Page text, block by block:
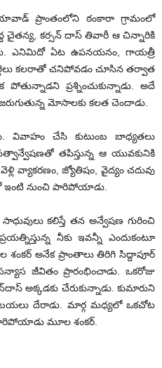
‌ప్రాంతంలోని ఠంకారా గ్రామంలో
చైతన్య, కర్సన్‌ ‌దాస్‌ ‌తివారీ ఆ చిన్నారికి
ఎనిమిదో ఏట ఉపనయనం, గాయత్రీ
కలరాతో చనిపోవడం చూసిన తర్వాత
ప్రశ్నించుకున్నాడు. అదే
మోసాలకు కలత చెందాడు.
వివాహం చేసి కుటుంబ బాధ్యతలు
తపిస్తున్న ఆ యువకునికి
వ్యాకరణం, జ్యోతిషం, వైద్యం చదువు
ఇంటి నుంచి పారిపోయాడు.
కలిస్తే తన అన్వేషణ గురించి
నీకు ఇవన్నీ ఎందుకంటూ
అనేక ప్రాంతాలు తిరిగి సిద్దాపూర్‌
జీవితం ప్రారంభించాడు. ఒకరోజు
అక్కడకు చేరుకున్నాడు. కుమారుని
దేరాడు. మార్గ మధ్యలో ఒకచోట
మూల శంకర్‌.